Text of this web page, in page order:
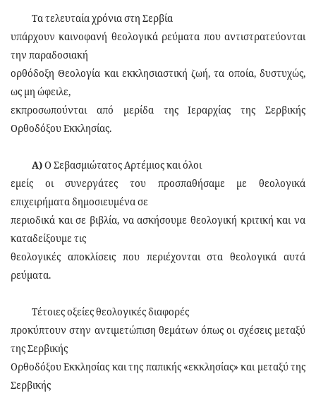
Τα τελευταία χρόνια στη Σερβία
υπάρχουν καινοφανή θεολογικά ρεύματα που αντιστρατεύονται
την παραδοσιακή
ορθόδοξη Θεολογία και εκκλησιαστική ζωή, τα οποία, δυστυχώς,
ως μη ώφειλε,
εκπροσωπούνται από μερίδα της Ιεραρχίας της Σερβικής
Ορθοδόξου Εκκλησίας.
Α)Ο Σεβασμιώτατος Αρτέμιος και όλοι
εμείς οι συνεργάτες του προσπαθήσαμε με θεολογικά
επιχειρήματα δημοσιευμένα σε
περιοδικά και σε βιβλία, να ασκήσουμε θεολογική κριτική και να
καταδείξουμε τις
θεολογικές αποκλίσεις που περιέχονται στα θεολογικά αυτά
ρεύματα.
Τέτοιες οξείες θεολογικές διαφορές
προκύπτουν στην αντιμετώπιση θεμάτων όπως οι σχέσεις μεταξύ
της Σερβικής
Ορθοδόξου Εκκλησίας και της παπικής «εκκλησίας» και μεταξύ της
Σερβικής